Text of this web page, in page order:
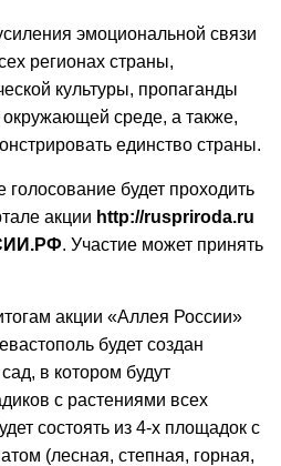
эмоциональной связи
регионах страны,
культуры, пропаганды
среде, а также,
единство страны.
будет проходить
акции http://ruspriroda.ru
. Участие может принять
акции «Аллея России»
будет создан
в котором будут
с растениями всех
состоять из 4-х площадок с
(лесная, степная, горная,